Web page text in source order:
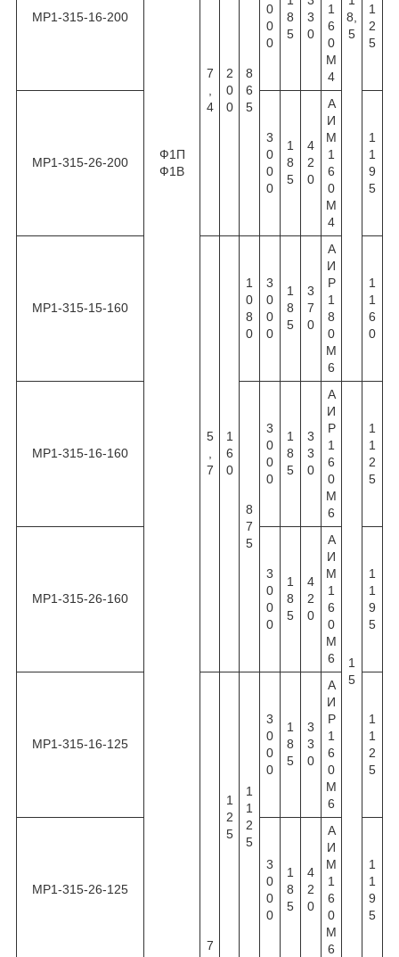
Ф1П
Ф1В
8,
5
МР1-315-16-200
7
4
2
0
0
8
6
5
0
0
0
8
5
3
0
1
6
0
М
4
1
2
5
МР1-315-26-200
3
0
0
0
1
8
5
4
2
0
А
И
М
1
6
0
М
4
1
1
9
5
МР1-315-15-160
5
7
1
6
0
1
0
8
0
3
0
0
0
1
8
5
3
7
0
А
И
Р
1
8
0
М
6
1
1
6
0
МР1-315-16-160
8
7
5
3
0
0
0
1
8
5
3
3
0
А
И
Р
1
6
0
М
6
1
5
1
1
2
5
МР1-315-26-160
3
0
0
0
1
8
5
4
2
0
А
И
М
1
6
0
М
6
1
1
9
5
МР1-315-16-125
7
1
2
5
1
1
2
5
3
0
0
0
1
8
5
3
3
0
А
И
Р
1
6
0
М
6
1
1
2
5
МР1-315-26-125
3
0
0
0
1
8
5
4
2
0
А
И
М
1
6
0
М
6
1
1
9
5